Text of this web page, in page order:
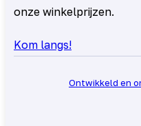
onze winkelprijzen.
Kom langs!
Ontwikkeld en